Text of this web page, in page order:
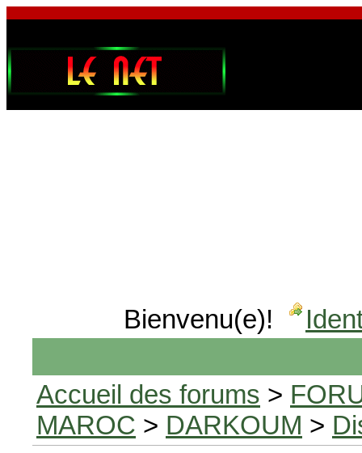
Bienvenu(e)!
Accueil des forums >
MAROC > DARKOUM >